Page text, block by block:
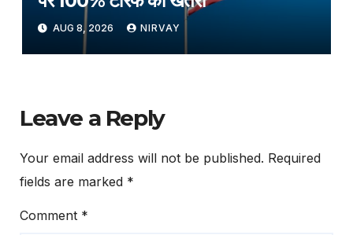
AUG 8, 2026 NIRVAY
Leave a Reply
Your email address will not be published. Required
fields are marked *
Comment *